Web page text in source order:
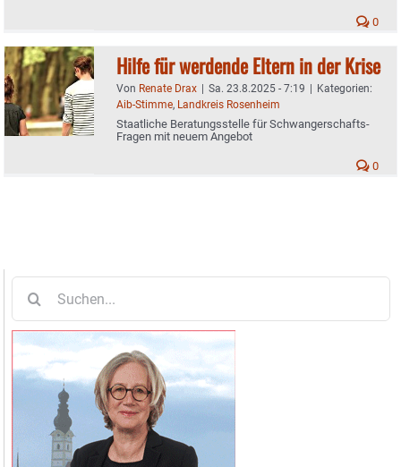
0
Hilfe für werdende Eltern in der Krise
Von Renate Drax | Sa. 23.8.2025 - 7:19 | Kategorien:
Aib-Stimme, Landkreis Rosenheim
Staatliche Beratungsstelle für Schwangerschafts-
Fragen mit neuem Angebot
0
nach: